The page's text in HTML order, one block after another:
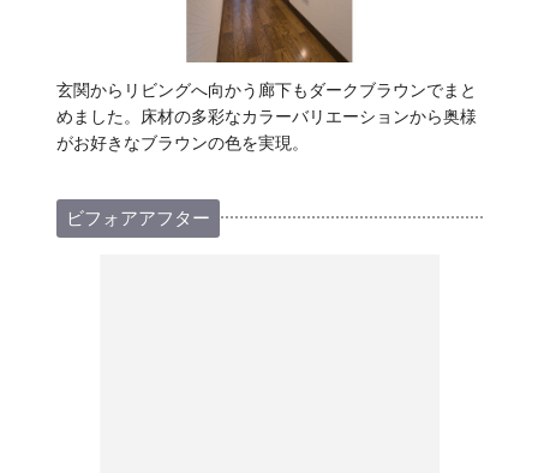
玄関からリビングへ向かう廊下もダークブラウンでまと
めました。床材の多彩なカラーバリエーションから奥様
がお好きなブラウンの色を実現。
ビフォアアフター